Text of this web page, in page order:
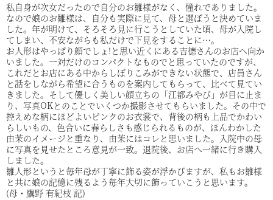
私自身が次女だったので自分のお雛様がなく、憧れでありました。
なので娘のお雛様は、自分も実際に見て、母と選ぼうと決めていま
した。年が明けて、そろそろ見に行こうとしていた頃、母が入院し
てしまい、不安ながらも私だけで下見をすることに…。
お人形はやっぱり顔でしょ!と思い近くにある吉德さんのお店へ向か
いました。一対だけのコンパクトなものでと思っていたのですが、
これだとお店にある中からしぼりこみができない状態で、店員さん
と話をしながら希望に合うものを案内してもらって、比べて見てい
きました。そして優しく美しい顔立ちの「江都みやび」が目に止ま
り、写真OKとのことでいくつか撮影させてもらいました。その中で
控えめな柄にほどよいピンクのお衣裳で、背後の柄も上品でかわい
らしいもの、色合いに春らしさも感じられるものが、ほんわかした
由茉のイメージと重なり、由茉にはコレと思いました。入院中の母
に写真を見せたところ意見が一致。退院後、お店へ一緒に行き購入
しました。
雛人形というと毎年母が丁寧に飾る姿が浮かびますが、私もお雛様
と共に娘の記憶に残るよう毎年大切に飾っていこうと思います。
(母・鷹野 有紀枝 記)